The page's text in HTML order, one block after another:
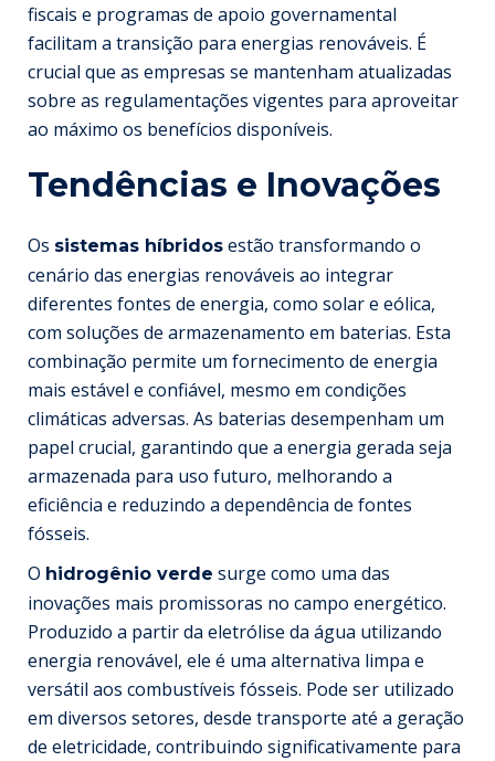
fiscais e programas de apoio governamental
facilitam a transição para energias renováveis. É
crucial que as empresas se mantenham atualizadas
sobre as regulamentações vigentes para aproveitar
ao máximo os benefícios disponíveis.
Tendências e Inovações
Os sistemas híbridos estão transformando o
cenário das energias renováveis ao integrar
diferentes fontes de energia, como solar e eólica,
com soluções de armazenamento em baterias. Esta
combinação permite um fornecimento de energia
mais estável e confiável, mesmo em condições
climáticas adversas. As baterias desempenham um
papel crucial, garantindo que a energia gerada seja
armazenada para uso futuro, melhorando a
eficiência e reduzindo a dependência de fontes
fósseis.
O hidrogênio verde surge como uma das
inovações mais promissoras no campo energético.
Produzido a partir da eletrólise da água utilizando
energia renovável, ele é uma alternativa limpa e
versátil aos combustíveis fósseis. Pode ser utilizado
em diversos setores, desde transporte até a geração
de eletricidade, contribuindo significativamente para